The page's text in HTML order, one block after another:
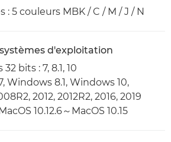
5 couleurs MBK / C / M / J / N
d'exploitation
bits : 7, 8.1, 10
Windows 8.1, Windows 10,
2012, 2012R2, 2016, 2019
10.12.6～MacOS 10.15